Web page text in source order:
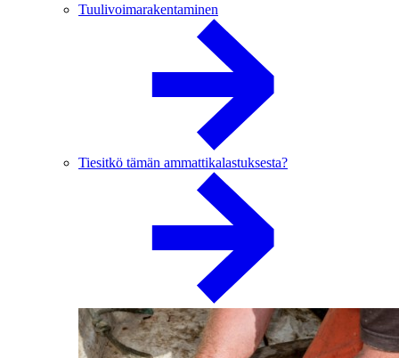
Tuulivoimarakentaminen
Tiesitkö tämän ammattikalastuksesta?